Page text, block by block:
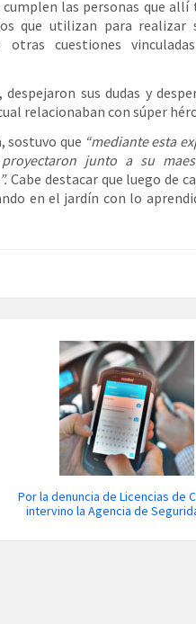
las personas que allí
que utilizan para realizar
cuestiones
sus dudas y
relacionaban con súper
sostuvo que “mediante esta
junto a su
Cabe destacar que luego de
en el jardín con lo
Por la denuncia de Licencias de
intervino la Agencia de